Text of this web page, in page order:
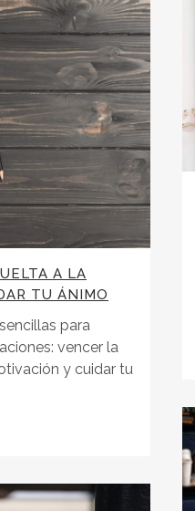
A LA
TU ÁNIMO
para
vencer la
y cuidar tu